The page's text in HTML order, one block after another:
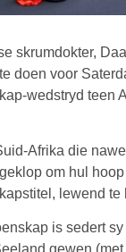
skrumdokter,
doen voor
wedstryd teen
Afrika die
om hul
lewend te
is sedert